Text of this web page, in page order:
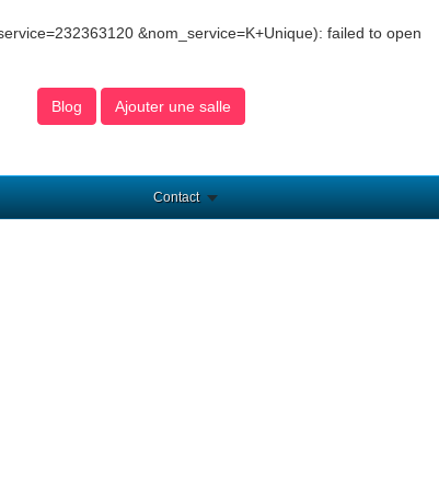
&nom_service=K+Unique): failed to open
Blog Ajouter une salle
Contact